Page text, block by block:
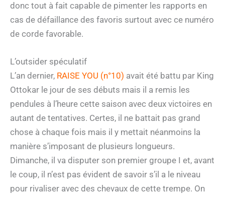
donc tout à fait capable de pimenter les rapports en
cas de défaillance des favoris surtout avec ce numéro
de corde favorable.
L’outsider spéculatif
L’an dernier, RAISE YOU (n°10) avait été battu par King
Ottokar le jour de ses débuts mais il a remis les
pendules à l’heure cette saison avec deux victoires en
autant de tentatives. Certes, il ne battait pas grand
chose à chaque fois mais il y mettait néanmoins la
manière s’imposant de plusieurs longueurs.
Dimanche, il va disputer son premier groupe I et, avant
le coup, il n’est pas évident de savoir s’il a le niveau
pour rivaliser avec des chevaux de cette trempe. On